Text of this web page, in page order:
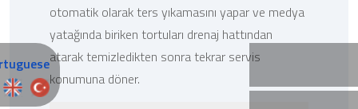
otomatik olarak ters yıkamasını yapar ve medya
yatağında biriken tortuları drenaj hattından
atarak temizledikten sonra tekrar servis
konumuna döner.